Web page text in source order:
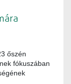
őszén
fókuszában